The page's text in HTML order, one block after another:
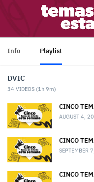
Info Playlist
DVIC
34 VIDEOS (1h 9m)
CINCO
AUGUST 4,
CINCO
SEPTEMBER
CINCO